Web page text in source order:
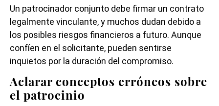
Un patrocinador conjunto debe firmar un contrato
legalmente vinculante, y muchos dudan debido a
los posibles riesgos financieros a futuro. Aunque
confíen en el solicitante, pueden sentirse
inquietos por la duración del compromiso.
Aclarar conceptos erróneos sobre
el patrocinio